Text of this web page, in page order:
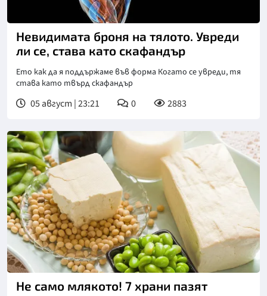
Невидимата броня на тялото. Увреди
ли се, става като скафандър
Ето как да я поддържаме във форма Когато се увреди, тя
става като твърд скафандър
05 август | 23:21 0 2883
Не само млякото! 7 храни пазят